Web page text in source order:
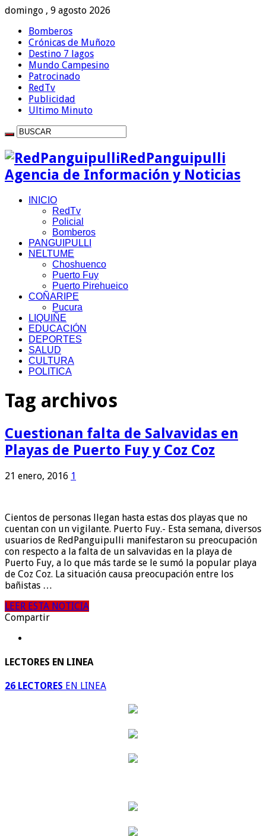
domingo , 9 agosto 2026
Bomberos
Crónicas de Muñozo
Destino 7 lagos
Mundo Campesino
Patrocinado
RedTv
Publicidad
Ultimo Minuto
RedPanguipulli
Agencia de Información y Noticias
INICIO
RedTv
Policial
Bomberos
PANGUIPULLI
NELTUME
Choshuenco
Puerto Fuy
Puerto Pirehueico
COÑARIPE
Pucura
LIQUIÑE
EDUCACIÓN
DEPORTES
SALUD
CULTURA
POLITICA
Tag archivos
Cuestionan falta de Salvavidas en
Playas de Puerto Fuy y Coz Coz
21 enero, 2016 1
Cientos de personas llegan hasta estas dos playas que no
cuentan con un vigilante. Puerto Fuy.- Esta semana, diversos
usuarios de RedPanguipulli manifestaron su preocupación
con respecto a la falta de un salvavidas en la playa de
Puerto Fuy, a lo que más tarde se le sumó la popular playa
de Coz Coz. La situación causa preocupación entre los
bañistas …
LEER ESTA NOTICIA
Compartir
LECTORES EN LINEA
26 LECTORES EN LINEA